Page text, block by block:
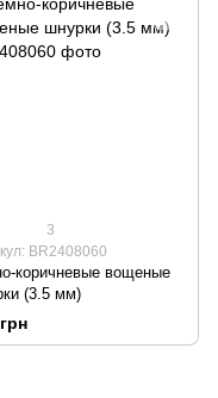
3
BR2408060
коричневые вощеные
(3.5 мм)